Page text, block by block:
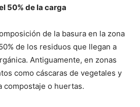
50% de la carga
de la basura en la zona
de los residuos que llegan a
Antiguamente, en zonas
como cáscaras de vegetales y
compostaje o huertas.